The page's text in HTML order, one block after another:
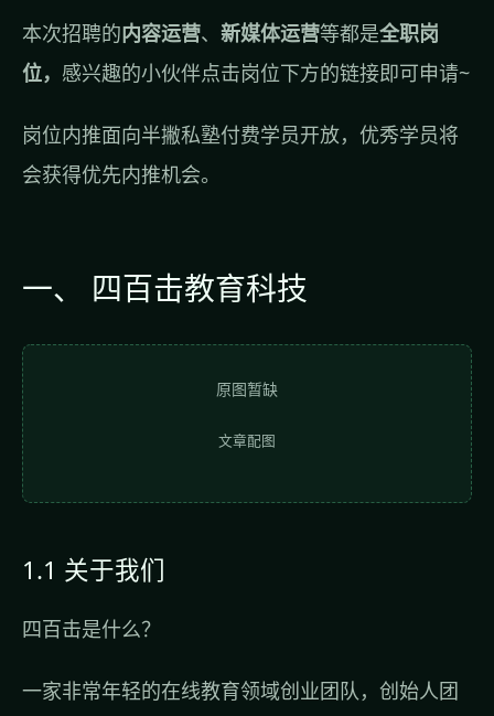
本次招聘的内容运营、 新媒体运营等都是全职岗
位， 感兴趣的小伙伴点击岗位下方的链接即可申请~
岗位内推面向半撇私塾付费学员开放，优秀学员将
会获得优先内推机会。
一、 四百击教育科技
原图暂缺
文章配图
1.1 关于我们
四百击是什么？
一家非常年轻的在线教育领域创业团队，创始人团